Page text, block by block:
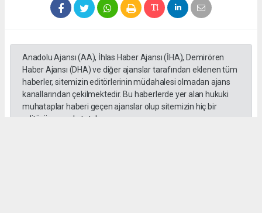
Anadolu Ajansı (AA), İhlas Haber Ajansı (İHA), Demirören
Haber Ajansı (DHA) ve diğer ajanslar tarafından eklenen tüm
haberler, sitemizin editörlerinin müdahalesi olmadan ajans
kanallarından çekilmektedir. Bu haberlerde yer alan hukuki
muhataplar haberi geçen ajanslar olup sitemizin hiç bir
editörü sorumlu tutulamaz...